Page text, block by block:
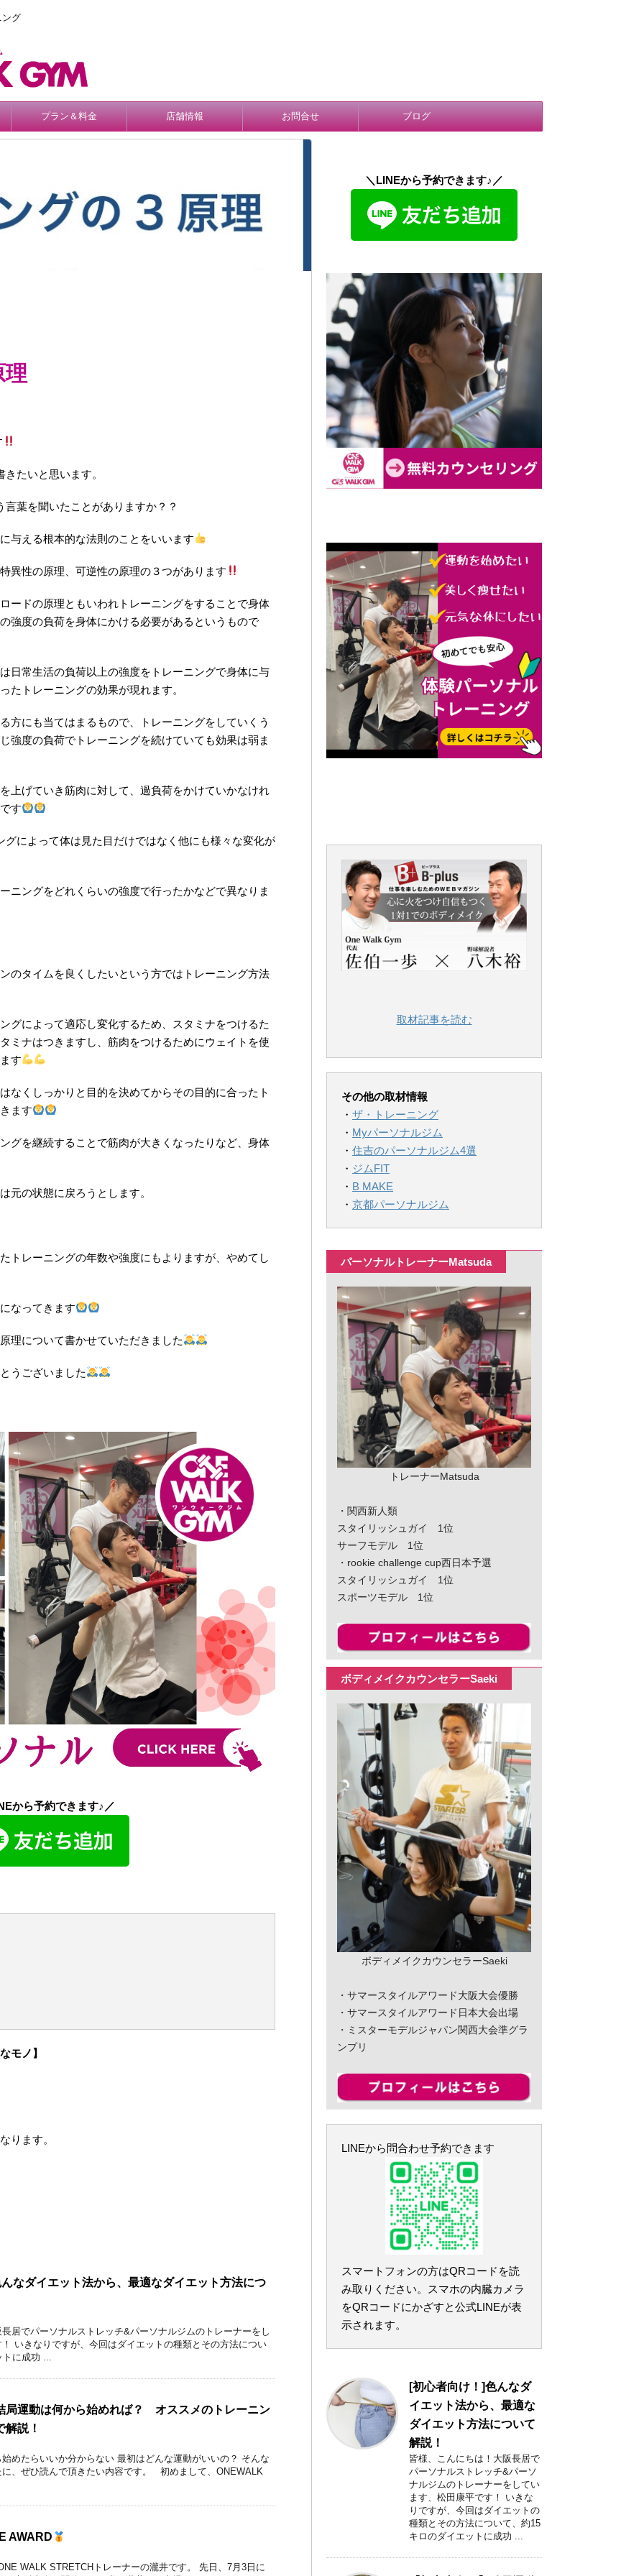
ング
プラン＆料金 店舗情報 お問合せ ブログ
理
たいと思います。
言葉を聞いたことがありますか？？
与える根本的な法則のことをいいます
異性の原理、可逆性の原理の３つがあります
ードの原理ともいわれトレーニングをすることで身体
強度の負荷を身体にかける必要があるというもので
日常生活の負荷以上の強度をトレーニングで身体に与
たトレーニングの効果が現れます。
方にも当てはまるもので、トレーニングをしていくう
強度の負荷でトレーニングを続けていても効果は弱ま
上げていき筋肉に対して、過負荷をかけていかなけれ
す
によって体は見た目だけではなく他にも様々な変化が
ニングをどれくらいの強度で行ったかなどで異なりま
のタイムを良くしたいという方ではトレーニング方法
グによって適応し変化するため、スタミナをつけるた
ミナはつきますし、筋肉をつけるためにウェイトを使
す
なくしっかりと目的を決めてからその目的に合ったト
ます
グを継続することで筋肉が大きくなったりなど、身体
元の状態に戻ろうとします。
トレーニングの年数や強度にもよりますが、やめてし
なってきます
理について書かせていただきました
うございました
から予約できます♪／
モノ】
ります。
なダイエット法から、最適なダイエット方法につ
居でパーソナルストレッチ&パーソナルジムのトレーナーをし
いきなりですが、今回はダイエットの種類とその方法につい
トに成功 ...
局運動は何から始めれば？ オススメのトレーニン
解説！
めたらいいか分からない 最初はどんな運動がいいの？ そんな
、ぜひ読んで頂きたい内容です。 初めまして、ONEWALK
AWARD
WALK STRETCHトレーナーの瀧井です。 先日、7月3日に
＼LINEから予約できます♪／
取材記事を読む
その他の取材情報
・ ザ・トレーニング
・ Myパーソナルジム
・ 住吉のパーソナルジム4選
・ ジムFIT
・ B MAKE
・ 京都パーソナルジム
パーソナルトレーナーMatsuda
トレーナーMatsuda
・関西新人類
スタイリッシュガイ 1位
サーフモデル 1位
・rookie challenge cup西日本予選
スタイリッシュガイ 1位
スポーツモデル 1位
ボディメイクカウンセラーSaeki
ボディメイクカウンセラーSaeki
・サマースタイルアワード大阪大会優勝
・サマースタイルアワード日本大会出場
・ミスターモデルジャパン関西大会準グラ
ンプリ
LINEから問合わせ予約できます
スマートフォンの方はQRコードを読
み取りください。スマホの内臓カメラ
をQRコードにかざすと公式LINEが表
示されます。
[初心者向け！]色んなダ
イエット法から、最適な
ダイエット方法について
解説！
皆様、こんにちは！大阪長居で
パーソナルストレッチ&パーソ
ナルジムのトレーナーをしてい
ます、松田康平です！ いきな
りですが、今回はダイエットの
種類とその方法について、約15
キロのダイエットに成功 ...